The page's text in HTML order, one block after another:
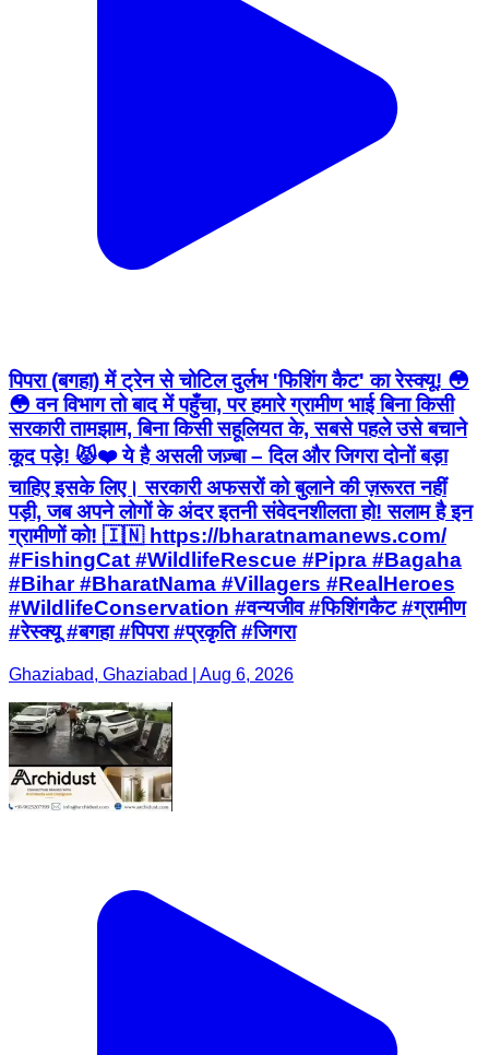
पिपरा (बगहा) में ट्रेन से चोटिल दुर्लभ 'फिशिंग कैट' का रेस्क्यू! 😳
😳 वन विभाग तो बाद में पहुँचा, पर हमारे ग्रामीण भाई बिना किसी
सरकारी तामझाम, बिना किसी सहूलियत के, सबसे पहले उसे बचाने
कूद पड़े! 😾❤️ ये है असली जज़्बा – दिल और जिगरा दोनों बड़ा
चाहिए इसके लिए। सरकारी अफसरों को बुलाने की ज़रूरत नहीं
पड़ी, जब अपने लोगों के अंदर इतनी संवेदनशीलता हो! सलाम है इन
ग्रामीणों को! 🇮🇳 https://bharatnamanews.com/
#FishingCat #WildlifeRescue #Pipra #Bagaha
#Bihar #BharatNama #Villagers #RealHeroes
#WildlifeConservation #वन्यजीव #फिशिंगकैट #ग्रामीण
#रेस्क्यू #बगहा #पिपरा #प्रकृति #जिगरा
Ghaziabad, Ghaziabad | Aug 6, 2026